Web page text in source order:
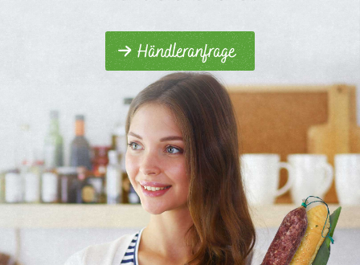
Händleranfrage